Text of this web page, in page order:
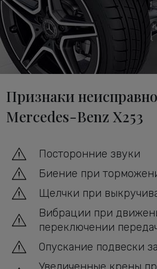
Признаки
Mercedes-Benz X253
Посторонние звуки
Биение при
Щелчки при
Вибрации при
переключении
Опускание подвески